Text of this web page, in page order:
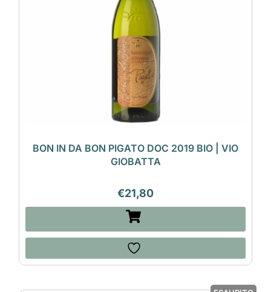
BON IN DA BON PIGATO DOC 2019 BIO | VIO
GIOBATTA
€21,80